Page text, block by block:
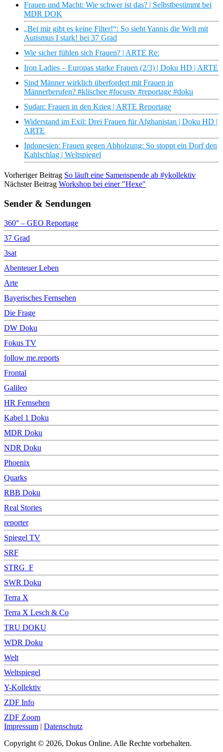
Frauen und Macht: Wie schwer ist das? | Selbstbestimmt bei
MDR DOK
„Bei mir gibt es keine Filter!“: So sieht Yannis die Welt mit
Autismus I stark! bei 37 Grad
Wie sicher fühlen sich Frauen? | ARTE Re:
Iron Ladies – Europas starke Frauen (2/3) | Doku HD | ARTE
Sind Männer wirklich überfordert mit Frauen in
Männerberufen? #klischee #focustv #reportage #doku
Sudan: Frauen in den Krieg | ARTE Reportage
Widerstand im Exil: Drei Frauen für Afghanistan | Doku HD |
ARTE
Indonesien: Frauen gegen Abholzung: So stoppt ein Dorf den
Kahlschlag | Weltspiegel
Vorheriger Beitrag So läuft eine Samenspende ab #ykollektiv
Nächster Beitrag Workshop bei einer "Hexe"
Sender & Sendungen
360° – GEO Reportage
37 Grad
3sat
Abenteuer Leben
Arte
Bayerisches Fernsehen
Die Frage
DW Doku
Fokus TV
follow me.reports
Frontal
Galileo
HR Fernsehen
Kabel 1 Doku
MDR Doku
NDR Doku
Phoenix
Quarks
RBB Doku
Real Stories
reporter
Spiegel TV
SRF
STRG_F
SWR Doku
Terra X
Terra X Lesch & Co
TRU DOKU
WDR Doku
Welt
Weltspiegel
Y-Kollektiv
ZDF Info
ZDF Zoom
Impressum | Datenschutz
Copyright © 2026, Dokus Online. Alle Rechte vorbehalten.